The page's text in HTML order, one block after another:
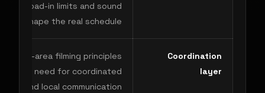
flow, load-in limits and sound
shape the real schedule.
Coordination
layer
public-area filming principles
the need for coordinated
and local communication.